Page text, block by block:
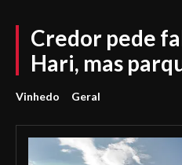
Credor pede
Hari, mas
Vinhedo Geral